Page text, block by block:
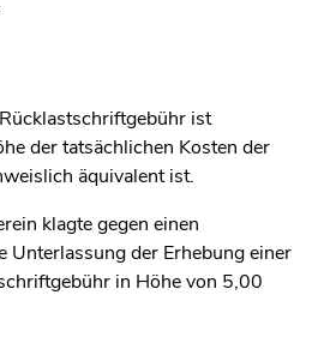
ist
der tatsächlichen Kosten der
äquivalent ist.
klagte gegen einen
Unterlassung der Erhebung einer
in Höhe von 5,00